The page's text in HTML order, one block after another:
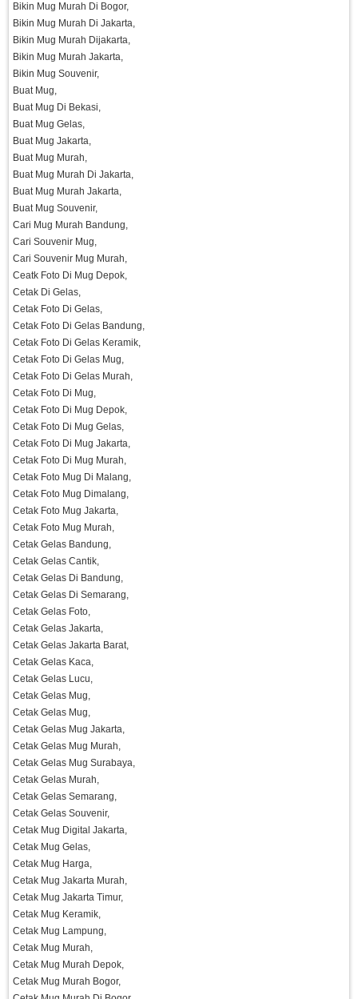
Bikin Mug Murah Di Bogor,
Bikin Mug Murah Di Jakarta,
Bikin Mug Murah Dijakarta,
Bikin Mug Murah Jakarta,
Bikin Mug Souvenir,
Buat Mug,
Buat Mug Di Bekasi,
Buat Mug Gelas,
Buat Mug Jakarta,
Buat Mug Murah,
Buat Mug Murah Di Jakarta,
Buat Mug Murah Jakarta,
Buat Mug Souvenir,
Cari Mug Murah Bandung,
Cari Souvenir Mug,
Cari Souvenir Mug Murah,
Ceatk Foto Di Mug Depok,
Cetak Di Gelas,
Cetak Foto Di Gelas,
Cetak Foto Di Gelas Bandung,
Cetak Foto Di Gelas Keramik,
Cetak Foto Di Gelas Mug,
Cetak Foto Di Gelas Murah,
Cetak Foto Di Mug,
Cetak Foto Di Mug Depok,
Cetak Foto Di Mug Gelas,
Cetak Foto Di Mug Jakarta,
Cetak Foto Di Mug Murah,
Cetak Foto Mug Di Malang,
Cetak Foto Mug Dimalang,
Cetak Foto Mug Jakarta,
Cetak Foto Mug Murah,
Cetak Gelas Bandung,
Cetak Gelas Cantik,
Cetak Gelas Di Bandung,
Cetak Gelas Di Semarang,
Cetak Gelas Foto,
Cetak Gelas Jakarta,
Cetak Gelas Jakarta Barat,
Cetak Gelas Kaca,
Cetak Gelas Lucu,
Cetak Gelas Mug,
Cetak Gelas Mug,
Cetak Gelas Mug Jakarta,
Cetak Gelas Mug Murah,
Cetak Gelas Mug Surabaya,
Cetak Gelas Murah,
Cetak Gelas Semarang,
Cetak Gelas Souvenir,
Cetak Mug Digital Jakarta,
Cetak Mug Gelas,
Cetak Mug Harga,
Cetak Mug Jakarta Murah,
Cetak Mug Jakarta Timur,
Cetak Mug Keramik,
Cetak Mug Lampung,
Cetak Mug Murah,
Cetak Mug Murah Depok,
Cetak Mug Murah Bogor,